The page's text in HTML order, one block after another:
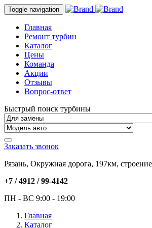
Toggle navigation
Главная
Ремонт турбин
Каталог
Цены
Команда
Акции
Отзывы
Вопрос-ответ
Быстрый поиск турбины
Заказать звонок
Рязань, Окружная дорога, 197км,
+7 / 4912 /99-4142
ПН - ВС 9:00 - 19:00
Главная
Каталог